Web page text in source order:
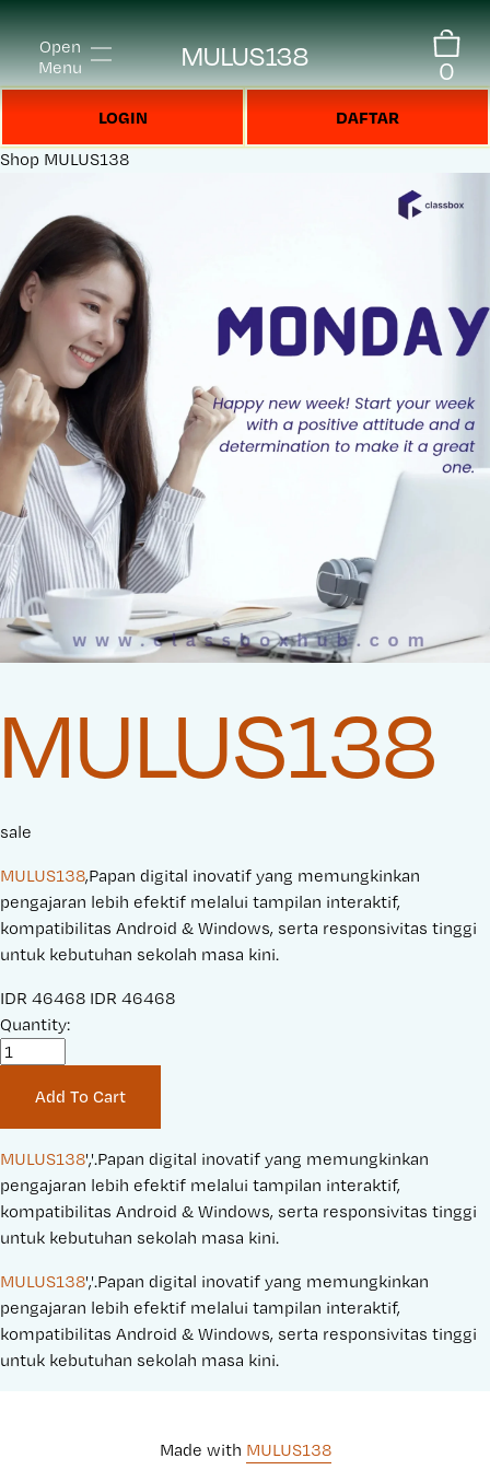
Open
Menu
MULUS138 0
LOGIN DAFTAR
Shop MULUS138
MULUS138
sale
MULUS138,Papan digital inovatif yang memungkinkan
pengajaran lebih efektif melalui tampilan interaktif,
kompatibilitas Android & Windows, serta responsivitas tinggi
untuk kebutuhan sekolah masa kini.
S
a
r
i
c
e
:
IDR 46468 O
i
n
a
l
P
r
c
e
:
IDR 46468
Quantity:
Add To Cart
MULUS138','.Papan digital inovatif yang memungkinkan
pengajaran lebih efektif melalui tampilan interaktif,
kompatibilitas Android & Windows, serta responsivitas tinggi
untuk kebutuhan sekolah masa kini.
MULUS138','.Papan digital inovatif yang memungkinkan
pengajaran lebih efektif melalui tampilan interaktif,
kompatibilitas Android & Windows, serta responsivitas tinggi
untuk kebutuhan sekolah masa kini.
Made with MULUS138